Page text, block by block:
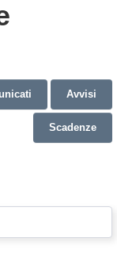
Avvisi
Scadenze